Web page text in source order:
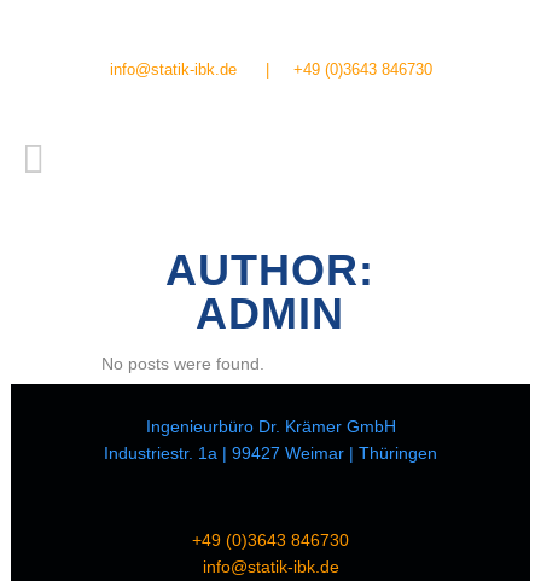
info@statik-ibk.de| +49 (0)3643 846730
AUTHOR:
ADMIN
No posts were found.
Ingenieurbüro Dr. Krämer GmbH
Industriestr. 1a | 99427 Weimar | Thüringen
+49 (0)3643 846730
info@statik-ibk.de